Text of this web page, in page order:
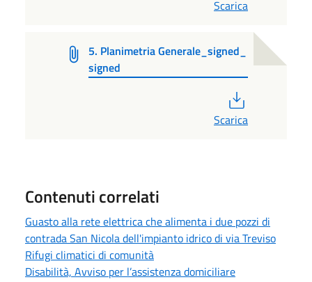
Scarica
5. Planimetria Generale_signed_
signed
Scarica
Contenuti correlati
Guasto alla rete elettrica che alimenta i due pozzi di
contrada San Nicola dell'impianto idrico di via Treviso
Rifugi climatici di comunità
Disabilità, Avviso per l’assistenza domiciliare